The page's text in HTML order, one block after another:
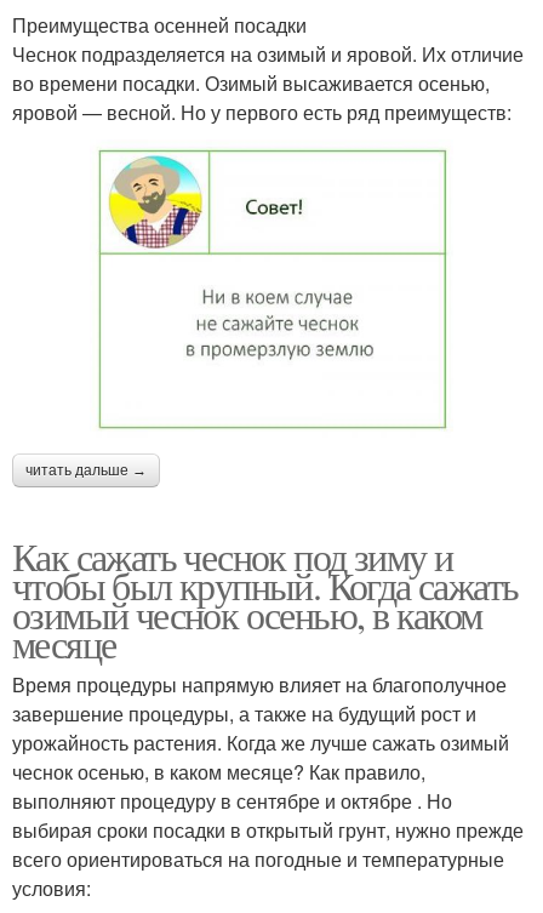
Преимущества осенней посадки
Чеснок подразделяется на озимый и яровой. Их отличие
во времени посадки. Озимый высаживается осенью,
яровой — весной. Но у первого есть ряд преимуществ:
читать дальше →
Как сажать чеснок под зиму и
чтобы был крупный. Когда сажать
озимый чеснок осенью, в каком
месяце
Время процедуры напрямую влияет на благополучное
завершение процедуры, а также на будущий рост и
урожайность растения. Когда же лучше сажать озимый
чеснок осенью, в каком месяце? Как правило,
выполняют процедуру в сентябре и октябре . Но
выбирая сроки посадки в открытый грунт, нужно прежде
всего ориентироваться на погодные и температурные
условия: